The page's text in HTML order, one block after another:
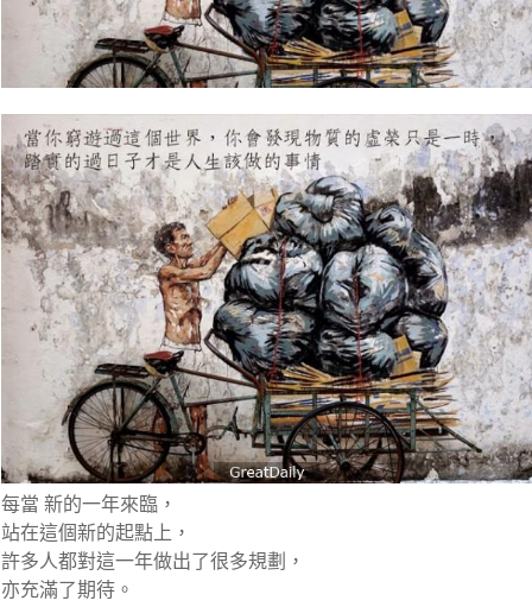
每當 新的一年來臨，
站在這個新的起點上，
許多人都對這一年做出了很多規劃，
亦充滿了期待。